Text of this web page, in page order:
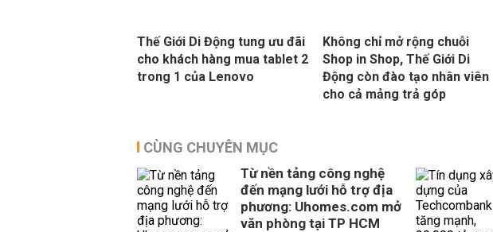
Thế Giới Di Động tung ưu đãi
cho khách hàng mua tablet 2
trong 1 của Lenovo
Không chỉ mở rộng chuỗi
Shop in Shop, Thế Giới Di
Động còn đào tạo nhân viên
cho cả mảng trả góp
CÙNG CHUYÊN MỤC
Từ nền tảng công nghệ
đến mạng lưới hỗ trợ địa
phương: Uhomes.com mở
văn phòng tại TP HCM